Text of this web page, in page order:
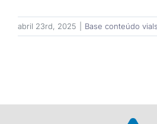
abril 23rd, 2025 Base conteúdo